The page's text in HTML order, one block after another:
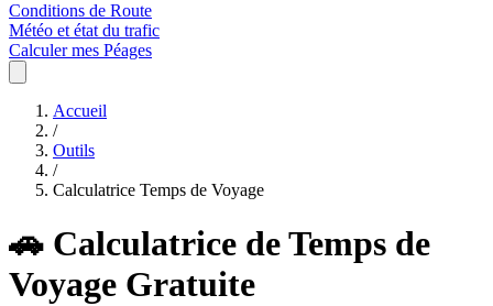
Conditions de Route
Météo et état du trafic
Calculer mes Péages
Accueil
/
Outils
/
Calculatrice Temps de Voyage
🚗 Calculatrice de Temps de
Voyage Gratuite